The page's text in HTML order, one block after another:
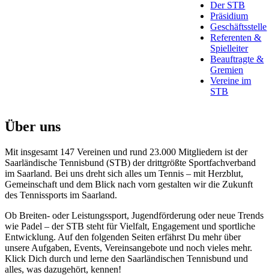
Der STB
Präsidium
Geschäftsstelle
Referenten &
Spielleiter
Beauftragte &
Gremien
Vereine im
STB
Über uns
Mit insgesamt 147 Vereinen und rund 23.000 Mitgliedern ist der
Saarländische Tennisbund (STB) der drittgrößte Sportfachverband
im Saarland. Bei uns dreht sich alles um Tennis – mit Herzblut,
Gemeinschaft und dem Blick nach vorn gestalten wir die Zukunft
des Tennissports im Saarland.
Ob Breiten- oder Leistungssport, Jugendförderung oder neue Trends
wie Padel – der STB steht für Vielfalt, Engagement und sportliche
Entwicklung. Auf den folgenden Seiten erfährst Du mehr über
unsere Aufgaben, Events, Vereinsangebote und noch vieles mehr.
Klick Dich durch und lerne den Saarländischen Tennisbund und
alles, was dazugehört, kennen!